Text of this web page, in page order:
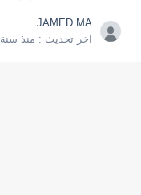
JAMED.MA
اخر تحديث : منذ سنة